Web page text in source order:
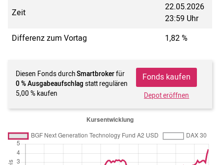
Zeit
22.05.2026
23:59 Uhr
Differenz zum Vortag
1,82 %
Diesen Fonds durchSmartbrokerfür
0 % Ausgabeaufschlag statt regulären
5,00 % kaufen
Fonds kaufen
Depot eröffnen